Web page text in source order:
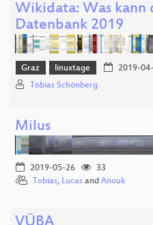
Wikidata: Was kann
Datenbank 2019
Graz linuxtage 2019-
Tobias Schönberg
Milus
2019-05-26
33
Tobias, Lucas and Anouk